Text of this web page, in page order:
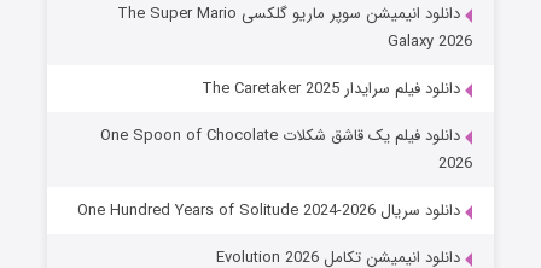
دانلود انیمیشن سوپر ماریو گلکسی The Super Mario
Galaxy 2026
دانلود فیلم سرایدار The Caretaker 2025
دانلود فیلم یک قاشق شکلات One Spoon of Chocolate
2026
دانلود سریال One Hundred Years of Solitude 2024-2026
دانلود انیمیشن تکامل Evolution 2026